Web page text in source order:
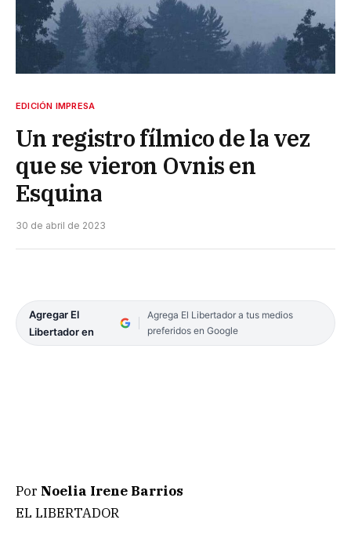
EDICIÓN IMPRESA
Un registro fílmico de la vez
que se vieron Ovnis en
Esquina
30 de abril de 2023
Agregar El
Libertador en
Agrega El Libertador a tus medios
preferidos en Google
Por Noelia Irene Barrios
EL LIBERTADOR